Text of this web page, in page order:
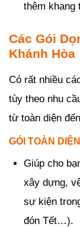
thêm khang
Các Gói
Khánh Hòa
Có rất nhiều
tùy theo nhu
từ toàn diện
GÓI TOÀN DIỆN
Giúp cho
xây dựng,
sự kiện
đón Tết…).